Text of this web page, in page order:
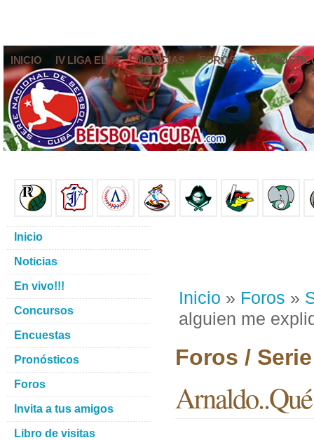
INICIO IV LIGA ELITE NOTICIAS FOROS
Inicio » Foros »
alguien me
Foros /
Inicio
Noticias
En vivo!!!
Concursos
Encuestas
Pronósticos
Foros
Invita a tus amigos
Libro de visitas